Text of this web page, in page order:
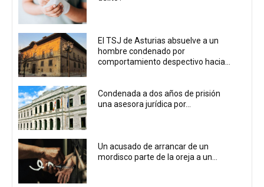
El TSJ de Asturias absuelve a un
hombre condenado por
comportamiento despectivo hacia...
Condenada a dos años de prisión
una asesora jurídica por...
Un acusado de arrancar de un
mordisco parte de la oreja a un...